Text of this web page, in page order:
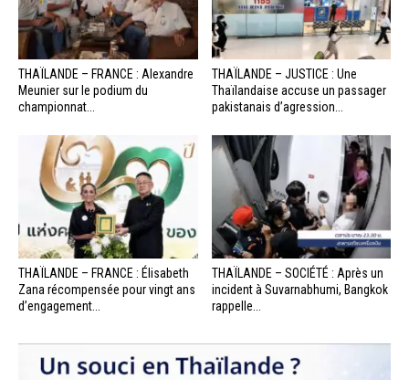
THAÏLANDE – FRANCE : Alexandre
Meunier sur le podium du
championnat...
THAÏLANDE – JUSTICE : Une
Thaïlandaise accuse un passager
pakistanais d’agression...
THAÏLANDE – FRANCE : Élisabeth
Zana récompensée pour vingt ans
d’engagement...
THAÏLANDE – SOCIÉTÉ : Après un
incident à Suvarnabhumi, Bangkok
rappelle...